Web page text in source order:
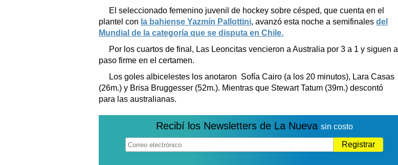
Transportes
Loterías
Datos Útiles
Fúnebres
Teléfonos de urgencia
El seleccionado femenino juvenil de hockey sobre césped, que cuenta en el
plantel con la bahiense Yazmín Pallottini, avanzó esta noche a semifinales del
Mundial de la categoría que se disputa en Chile.
Por los cuartos de final, Las Leoncitas vencieron a Australia por 3 a 1 y siguen a
paso firme en el certamen.
Los goles albicelestes los anotaron Sofía Cairo (a los 20 minutos), Lara Casas
(26m.) y Brisa Bruggesser (52m.). Mientras que Stewart Tatum (39m.) descontó
para las australianas.
Recibí los Newsletters de La Nueva sin costo
Registrar